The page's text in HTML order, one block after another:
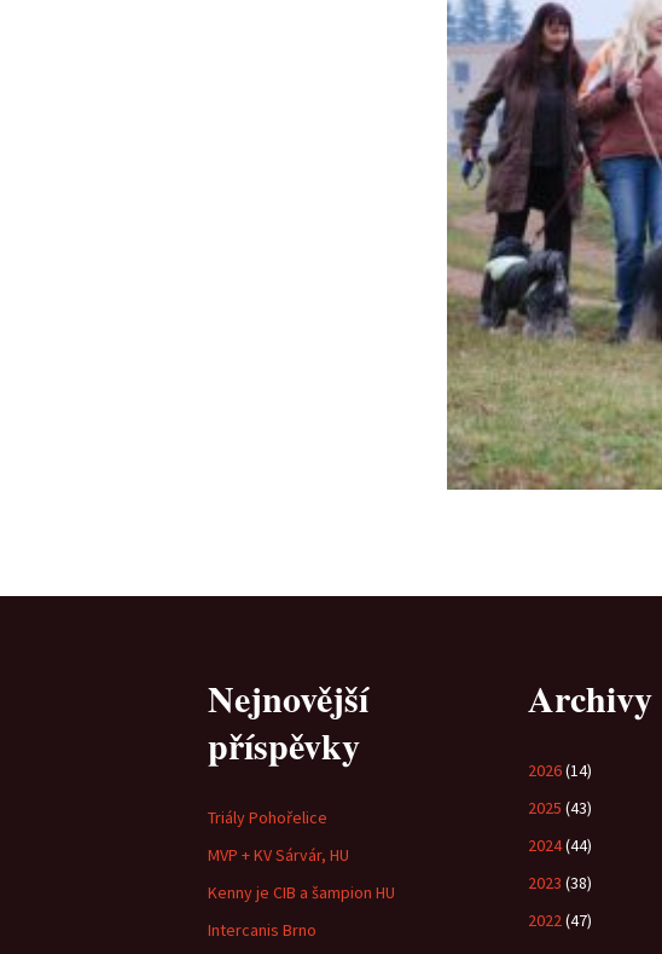
Nejnovější
příspěvky
Triály Pohořelice
MVP + KV Sárvár, HU
Kenny je CIB a šampion HU
Intercanis Brno
Archivy
2026(14)
2025 (43)
2024(44)
2023 (38)
2022(47)